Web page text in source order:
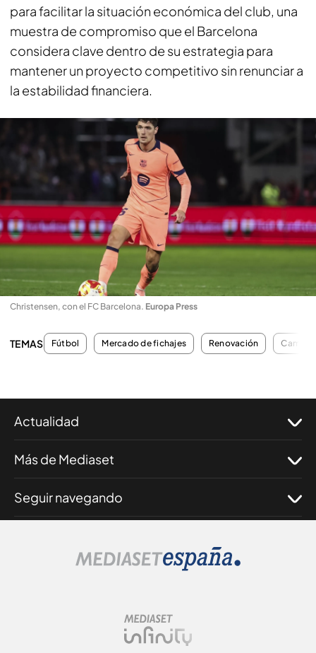
para facilitar la situación económica del club, una
muestra de compromiso que el Barcelona
considera clave dentro de su estrategia para
mantener un proyecto competitivo sin renunciar a
la estabilidad financiera.
Christensen, con el FC Barcelona. Europa Press
TEMAS Fútbol Mercado de fichajes Renovación Camp
Actualidad
Más de Mediaset
Seguir navegando